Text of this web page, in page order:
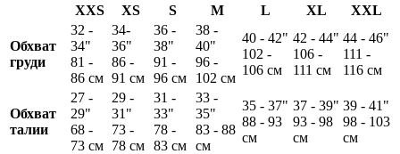
XXS
XS S M L XL XXL
Обхват
груди
32 -
34"
81 -
86 см
34-
36"
86 -
91 см
36 -
38"
91 -
96 см
38 -
40"
96 -
102 см
40 - 42"
102 -
106 см
42 - 44"
106 -
111 см
44 - 46"
111 -
116 см
Обхват
талии
27 -
29"
68 -
73 см
29 -
31"
73 -
78 см
31 -
33"
78 -
83 см
33 -
35"
83 - 88
см
35 - 37"
88 - 93
см
37 - 39"
93 - 98
см
39 - 41"
98 - 103
см